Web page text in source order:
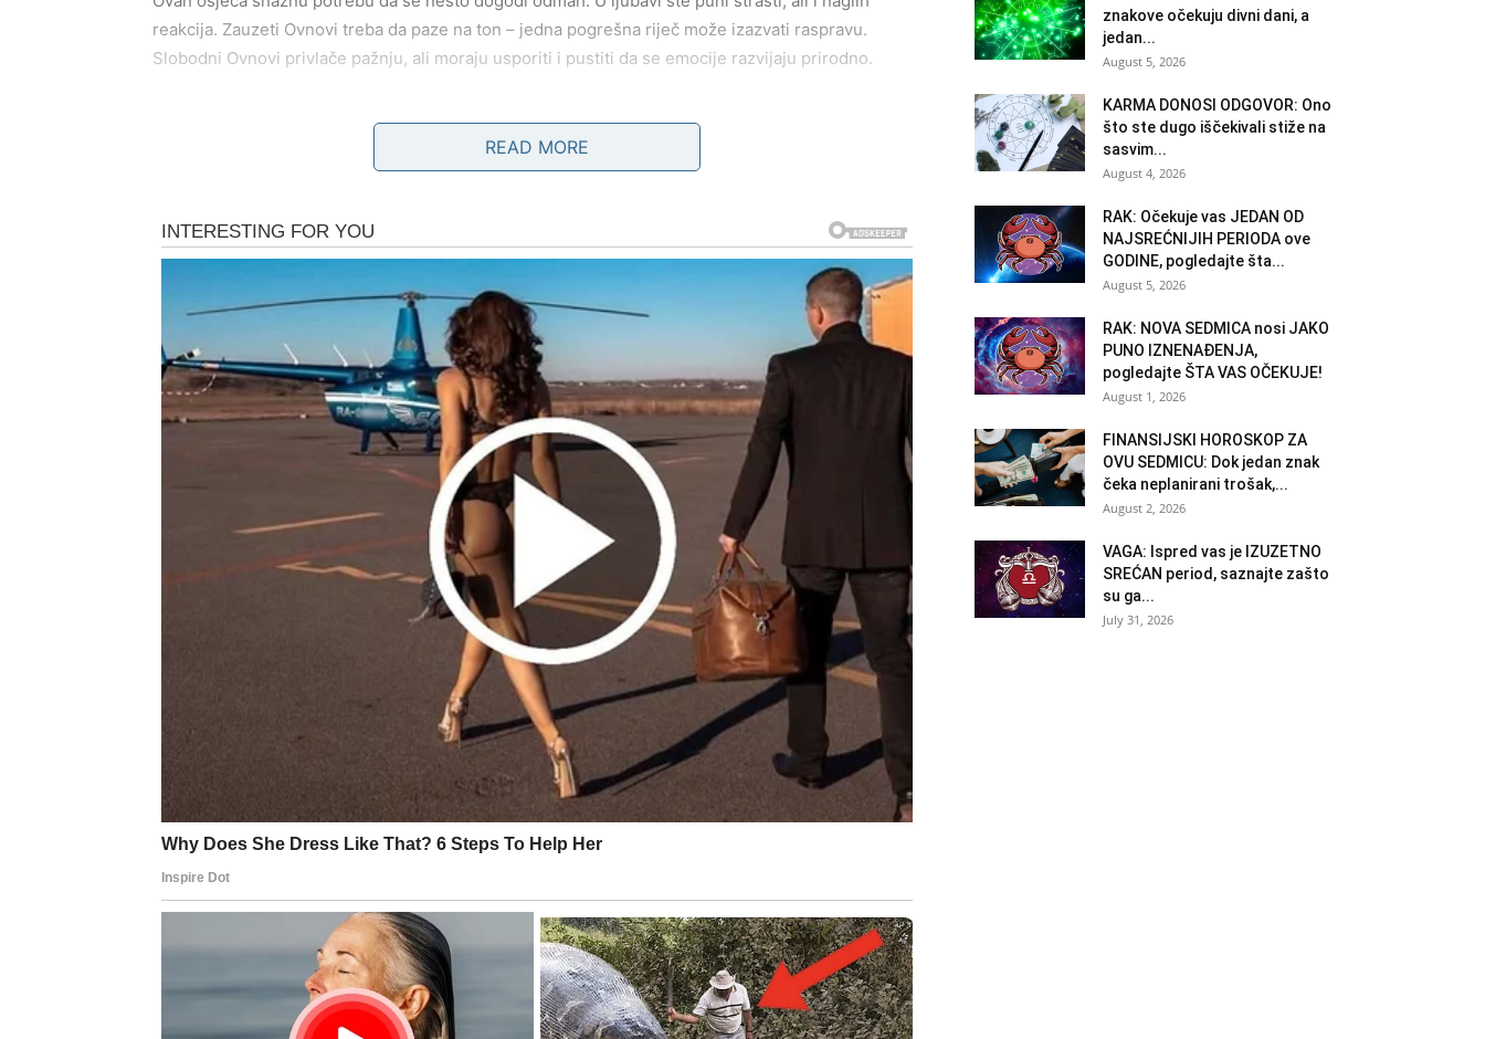
reakcija. Zauzeti Ovnovi treba da paze na ton – jedna pogrešna riječ može izazvati raspravu.
Slobodni Ovnovi privlače pažnju, ali moraju usporiti i pustiti da se emocije razvijaju prirodno.
BIK – stabilna ljubav i potreba za sigurnošću
sigurnosti. Ljubav je tiha, ali postojana.
BLIZANCI – flert, razgovori i emotivna radoznalost
Blizanci su danas komunikativni i šarmantni. Ljubav se razvija kroz riječi, poruke i osmijehe.
Zauzeti Blizanci mogu riješiti nesporazum razgovorom. Slobodni Blizanci imaju priliku za
zanimljivo poznanstvo, ali još nisu sigurni da li žele nešto ozbiljno.
RAK – srce traži potvrdu
Rak je emotivan i osjetljiv. Danas vam je važno da znate na čemu ste. Ako ste u vezi, tražite više
pažnje i topline. Slobodni Rakovi mogu osjetiti nostalgiju ili želju za bivšom ljubavi. Savjet je da ne
potiskujete emocije, ali ni da ne donosite nagle zaključke.
LAV – ljubav kroz pažnju i divljenje
Lav želi da se osjeti posebnim. Ako to dobije – daje mnogo zauzvrat. Zauzeti Lavovi danas traže
više romantike, dok slobodni Lavovi zrače harizmom i lako osvajaju. Ipak, važno je da ne očekujete
da se sve vrti samo oko vas.
DEVICA – emocije postoje, ali ih ne pokazujete lako
Devica danas osjeća više nego što pokazuje. U vezi ste skloni analiziranju partnerovih riječi i
ponašanja. Slobodne Device mogu nekoga posmatrati iz daljine, ali se teško odlučuju na prvi
korak. Ljubav traži malo više opuštanja.
READ MORE
znakove očekuju divni dani, a
jedan...
August 5, 2026
KARMA DONOSI ODGOVOR: Ono
što ste dugo iščekivali stiže na
sasvim...
August 4, 2026
RAK: Očekuje vas JEDAN OD
NAJSREĆNIJIH PERIODA ove
GODINE, pogledajte šta...
August 5, 2026
RAK: NOVA SEDMICA nosi JAKO
PUNO IZNENAĐENJA,
pogledajte ŠTA VAS OČEKUJE!
August 1, 2026
FINANSIJSKI HOROSKOP ZA
OVU SEDMICU: Dok jedan znak
čeka neplanirani trošak,...
August 2, 2026
VAGA: Ispred vas je IZUZETNO
SREĆAN period, saznajte zašto
su ga...
July 31, 2026